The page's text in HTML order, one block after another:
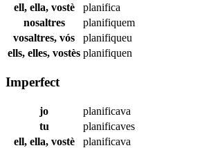
ell, ella, vostè
planifica
nosaltres
planifiquem
vosaltres, vós
planifiqueu
ells, elles, vostès planifiquen
Imperfect
jo
planificava
tu
planificaves
ell, ella, vostè
planificava